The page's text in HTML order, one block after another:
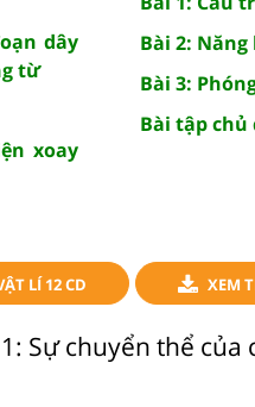
dây
từ
xoay
Bài 2:
Bài 3:
Bài tập chủ
LÍ 12 CD XEM
Sự chuyển thể của